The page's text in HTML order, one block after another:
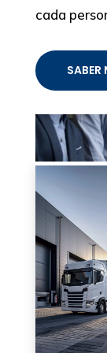
cada
SABER